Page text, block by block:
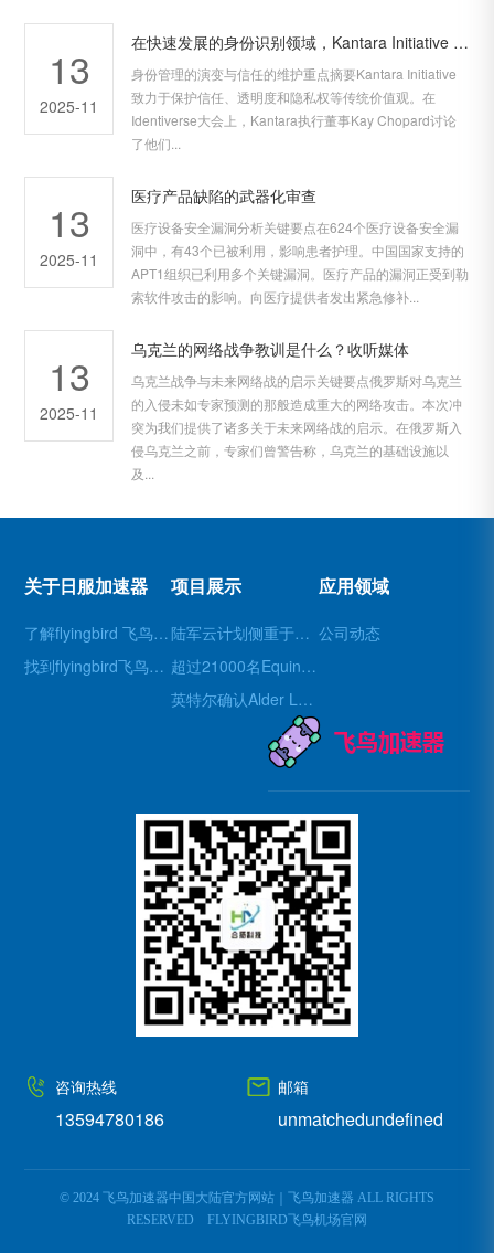
13
2025-11
在快速发展的身份识别领域，Kantara Initiative 确保信任不被遗忘
身份管理的演变与信任的维护重点摘要Kantara Initiative
致力于保护信任、透明度和隐私权等传统价值观。在
Identiverse大会上，Kantara执行董事Kay Chopard讨论
了他们...
13
2025-11
医疗产品缺陷的武器化审查
医疗设备安全漏洞分析关键要点在624个医疗设备安全漏
洞中，有43个已被利用，影响患者护理。中国国家支持的
APT1组织已利用多个关键漏洞。医疗产品的漏洞正受到勒
索软件攻击的影响。向医疗提供者发出紧急修补...
13
2025-11
乌克兰的网络战争教训是什么？收听媒体
乌克兰战争与未来网络战的启示关键要点俄罗斯对乌克兰
的入侵未如专家预测的那般造成重大的网络攻击。本次冲
突为我们提供了诸多关于未来网络战的启示。在俄罗斯入
侵乌克兰之前，专家们曾警告称，乌克兰的基础设施以
及...
关于日服加速器
了解flyingbird 飞鸟机场
找到flyingbird飞鸟机场
项目展示
陆军云计划侧重于创建零信任架构 媒体
超过21000名Equinox患者和员工受到LockBit声称的攻击影响 媒体
英特尔确认Alder Lake BIOS源代码泄漏 媒体
应用领域
公司动态
邮箱
unmatchedundefined
咨询热线
13594780186
© 2024 飞鸟加速器中国大陆官方网站｜飞鸟加速器 ALL RIGHTS
RESERVED FLYINGBIRD飞鸟机场官网